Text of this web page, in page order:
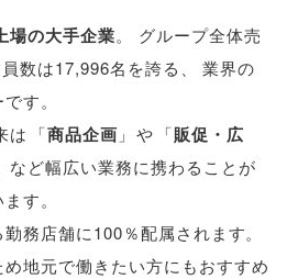
場の大手企業。
グループ全体売
数は17,996名を誇る 、
業界の
す。
は 「商品企画 」 や 「販促・広
など幅広い業務に携わることが
す。
務店舗に100％配属されます。
地元で働きたい方にもおすすめ